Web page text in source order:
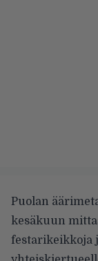
Puolan
kesäkuun
festarikeikkoja